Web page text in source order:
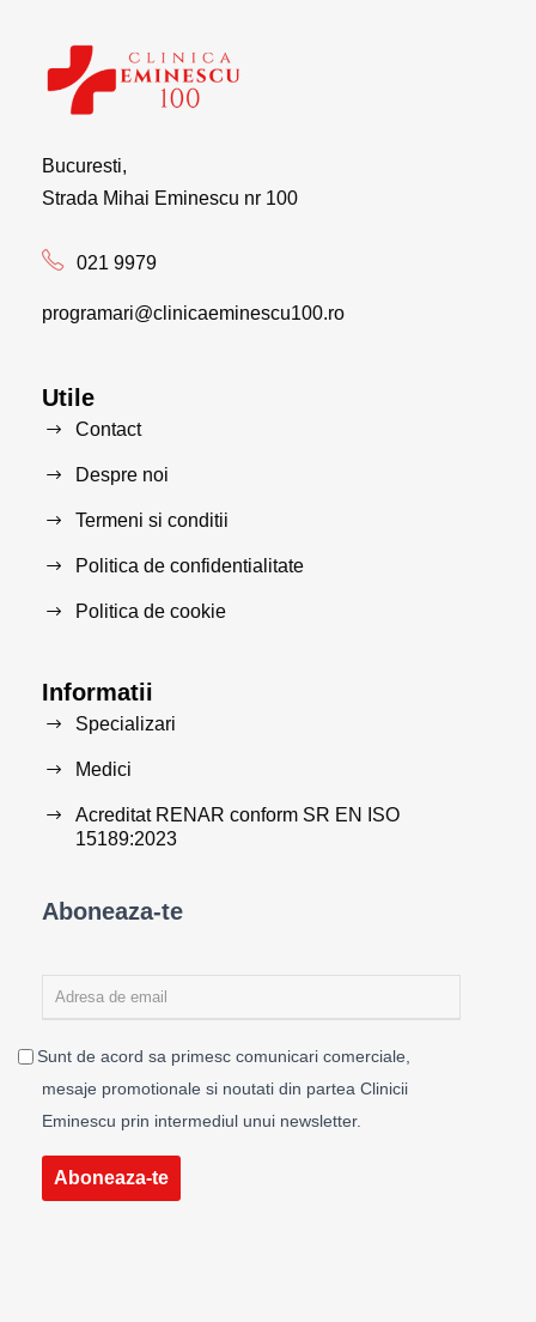
Bucuresti,
Strada Mihai Eminescu nr 100
021 9979
programari@clinicaeminescu100.ro
Utile
Contact
Despre noi
Termeni si conditii
Politica de confidentialitate
Politica de cookie
Informatii
Specializari
Medici
Acreditat RENAR conform SR EN ISO
15189:2023
Aboneaza-te
Sunt de acord sa primesc comunicari comerciale,
mesaje promotionale si noutati din partea Clinicii
Eminescu prin intermediul unui newsletter.
Aboneaza-te